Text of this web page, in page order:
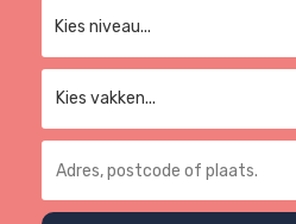
Kies vakken...